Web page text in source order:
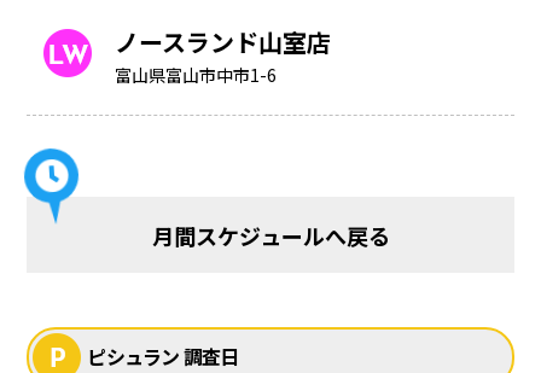
ノースランド山室店
富山県富山市中市1-6
月間スケジュールへ戻る
ピシュラン 調査日